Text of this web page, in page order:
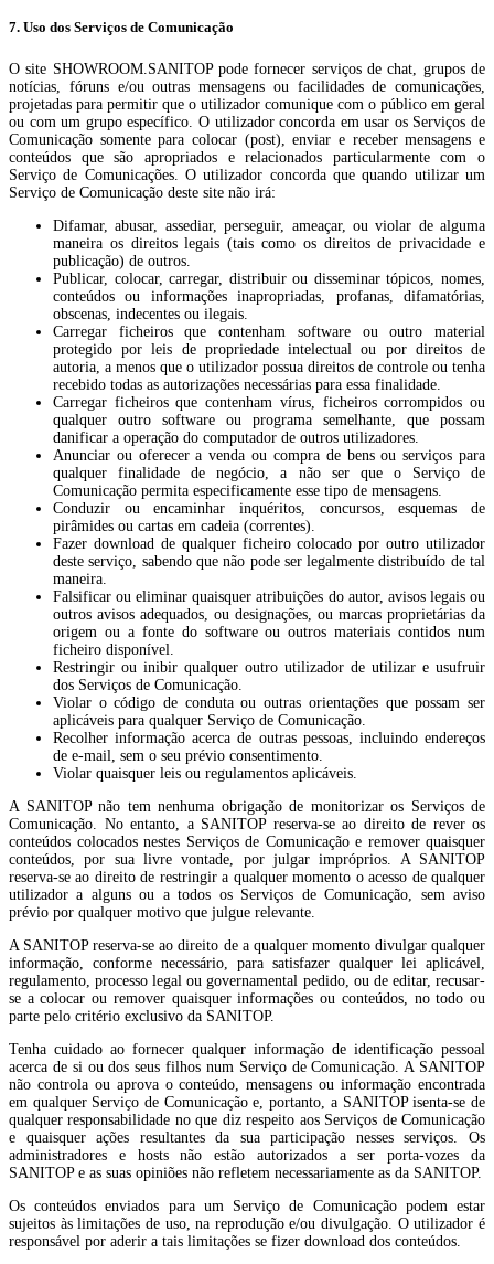
7. Uso dos Serviços de Comunicação
O site SHOWROOM.SANITOP pode fornecer serviços de chat, grupos de
notícias, fóruns e/ou outras mensagens ou facilidades de comunicações,
projetadas para permitir que o utilizador comunique com o público em geral
ou com um grupo específico. O utilizador concorda em usar os Serviços de
Comunicação somente para colocar (post), enviar e receber mensagens e
conteúdos que são apropriados e relacionados particularmente com o
Serviço de Comunicações. O utilizador concorda que quando utilizar um
Serviço de Comunicação deste site não irá:
Difamar, abusar, assediar, perseguir, ameaçar, ou violar de alguma
maneira os direitos legais (tais como os direitos de privacidade e
publicação) de outros.
Publicar, colocar, carregar, distribuir ou disseminar tópicos, nomes,
conteúdos ou informações inapropriadas, profanas, difamatórias,
obscenas, indecentes ou ilegais.
Carregar ficheiros que contenham software ou outro material
protegido por leis de propriedade intelectual ou por direitos de
autoria, a menos que o utilizador possua direitos de controle ou tenha
recebido todas as autorizações necessárias para essa finalidade.
Carregar ficheiros que contenham vírus, ficheiros corrompidos ou
qualquer outro software ou programa semelhante, que possam
danificar a operação do computador de outros utilizadores.
Anunciar ou oferecer a venda ou compra de bens ou serviços para
qualquer finalidade de negócio, a não ser que o Serviço de
Comunicação permita especificamente esse tipo de mensagens.
Conduzir ou encaminhar inquéritos, concursos, esquemas de
pirâmides ou cartas em cadeia (correntes).
Fazer download de qualquer ficheiro colocado por outro utilizador
deste serviço, sabendo que não pode ser legalmente distribuído de tal
maneira.
Falsificar ou eliminar quaisquer atribuições do autor, avisos legais ou
outros avisos adequados, ou designações, ou marcas proprietárias da
origem ou a fonte do software ou outros materiais contidos num
ficheiro disponível.
Restringir ou inibir qualquer outro utilizador de utilizar e usufruir
dos Serviços de Comunicação.
Violar o código de conduta ou outras orientações que possam ser
aplicáveis para qualquer Serviço de Comunicação.
Recolher informação acerca de outras pessoas, incluindo endereços
de e-mail, sem o seu prévio consentimento.
Violar quaisquer leis ou regulamentos aplicáveis.
A SANITOP não tem nenhuma obrigação de monitorizar os Serviços de
Comunicação. No entanto, a SANITOP reserva-se ao direito de rever os
conteúdos colocados nestes Serviços de Comunicação e remover quaisquer
conteúdos, por sua livre vontade, por julgar impróprios. A SANITOP
reserva-se ao direito de restringir a qualquer momento o acesso de qualquer
utilizador a alguns ou a todos os Serviços de Comunicação, sem aviso
prévio por qualquer motivo que julgue relevante.
A SANITOP reserva-se ao direito de a qualquer momento divulgar qualquer
informação, conforme necessário, para satisfazer qualquer lei aplicável,
regulamento, processo legal ou governamental pedido, ou de editar, recusar-
se a colocar ou remover quaisquer informações ou conteúdos, no todo ou
parte pelo critério exclusivo da SANITOP.
Tenha cuidado ao fornecer qualquer informação de identificação pessoal
acerca de si ou dos seus filhos num Serviço de Comunicação. A SANITOP
não controla ou aprova o conteúdo, mensagens ou informação encontrada
em qualquer Serviço de Comunicação e, portanto, a SANITOP isenta-se de
qualquer responsabilidade no que diz respeito aos Serviços de Comunicação
e quaisquer ações resultantes da sua participação nesses serviços. Os
administradores e hosts não estão autorizados a ser porta-vozes da
SANITOP e as suas opiniões não refletem necessariamente as da SANITOP.
Os conteúdos enviados para um Serviço de Comunicação podem estar
sujeitos às limitações de uso, na reprodução e/ou divulgação. O utilizador é
responsável por aderir a tais limitações se fizer download dos conteúdos.